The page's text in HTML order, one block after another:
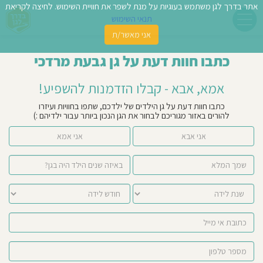
כתבו חוות דעת על גן גבעת מרדכי
אמא, אבא - קבלו הזדמנות להשפיע!
כתבו חוות דעת על גן הילדים של ילדכם, שתפו בחוויות ועיזרו
להורים באזור מגוריכם לבחור את הגן הנכון ביותר עבור ילדיהם :)
אני אמא אני אבא
אתר בדרך לגן משתמש בעוגיות על מנת לשפר את חוויית השימוש. לחיצה לקריאת
תנאי השימוש
אני מאשר/ת